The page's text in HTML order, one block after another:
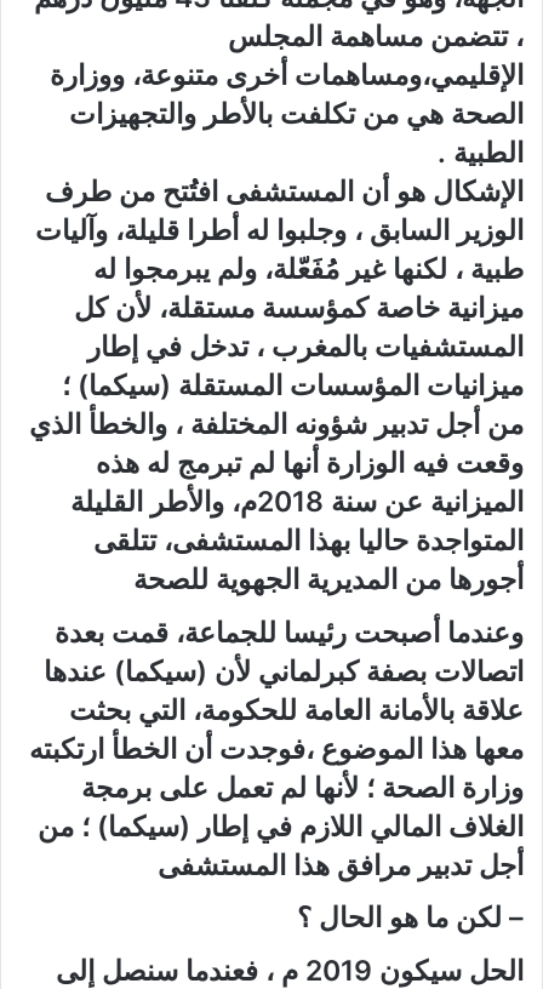
، تتضمن مساهمة المجلس
الإقليمي،ومساهمات أخرى متنوعة، ووزارة
الصحة هي من تكلفت بالأطر والتجهيزات
الطبية .
الإشكال هو أن المستشفى افتُتح من طرف
الوزير السابق ، وجلبوا له أطرا قليلة، وآليات
طبية ، لكنها غير مُفَعّلة، ولم يبرمجوا له
ميزانية خاصة كمؤسسة مستقلة، لأن كل
المستشفيات بالمغرب ، تدخل في إطار
ميزانيات المؤسسات المستقلة (سيكما) ؛
من أجل تدبير شؤونه المختلفة ، والخطأ الذي
وقعت فيه الوزارة أنها لم تبرمج له هذه
الميزانية عن سنة 2018م، والأطر القليلة
المتواجدة حاليا بهذا المستشفى، تتلقى
أجورها من المديرية الجهوية للصحة
وعندما أصبحت رئيسا للجماعة، قمت بعدة
اتصالات بصفة كبرلماني لأن (سيكما) عندها
علاقة بالأمانة العامة للحكومة، التي بحثت
معها هذا الموضوع ،فوجدت أن الخطأ ارتكبته
وزارة الصحة ؛ لأنها لم تعمل على برمجة
الغلاف المالي اللازم في إطار (سيكما) ؛ من
أجل تدبير مرافق هذا المستشفى
– لكن ما هو الحال ؟
الحل سيكون 2019 م ، فعندما سنصل إلى